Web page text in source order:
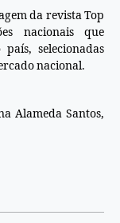
da revista Top
nacionais que
selecionadas
nacional.
Alameda Santos,